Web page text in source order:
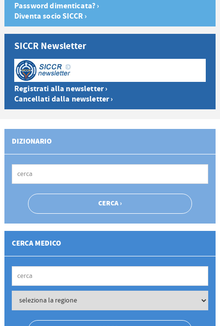
Password dimenticata? ›
Diventa socio SICCR ›
SICCR Newsletter
Registrati alla newsletter ›
Cancellati dalla newsletter ›
DIZIONARIO
CERCA MEDICO